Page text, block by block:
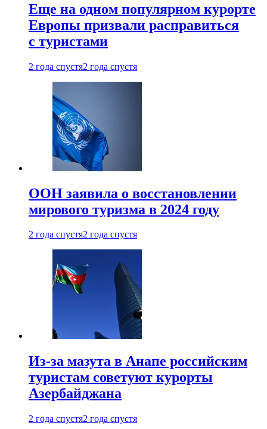
Еще на одном популярном курорте
Европы призвали расправиться
с туристами
2 года спустя2 года спустя
ООН заявила о восстановлении
мирового туризма в 2024 году
2 года спустя2 года спустя
Из-за мазута в Анапе российским
туристам советуют курорты
Азербайджана
2 года спустя2 года спустя